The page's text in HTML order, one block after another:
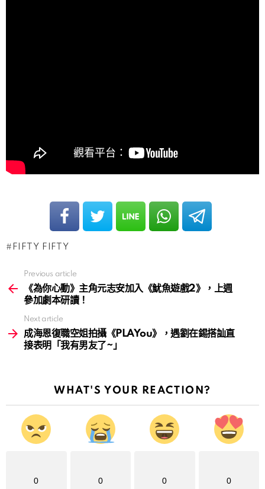
FIFTY FIFTY
more
Previous article
《為你心動》主角元志安加入《魷魚遊戲2》，上週
參加劇本研讀！
Next article
成海恩復職空姐拍攝《PLAYou》，遇劉在錫搭訕直
接表明「我有男友了~」
WHAT'S YOUR REACTION?
0 0 0 0